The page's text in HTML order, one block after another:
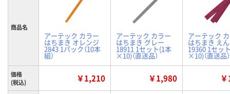
商品名
アーテック カラー
はちまき オレンジ
2843 1パック（10本
組）
アーテック カラー
はちまき グレー
18911 1セット(1本
×10)（直送品）
アーテック
はちまき え
19360 1セッ
×10)（直送品）
価格
(税込)
￥1,210 ￥1,980